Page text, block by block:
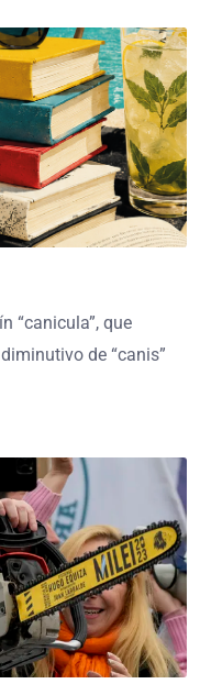
“canicula”, que
de “canis”